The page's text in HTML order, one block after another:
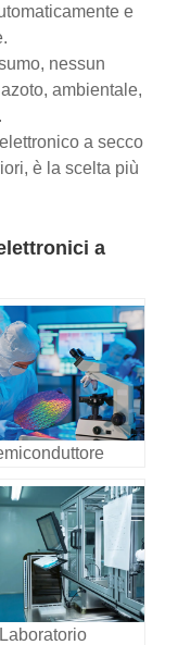
e
nessun
ambientale,
a secco
è la scelta più
a
Laboratorio